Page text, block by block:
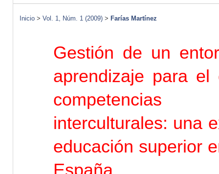
Inicio > Vol. 1, Núm. 1 (2009) > Farías Martínez
Gestión de un
aprendizaje para el
competencias
interculturales: una
educación superior
España